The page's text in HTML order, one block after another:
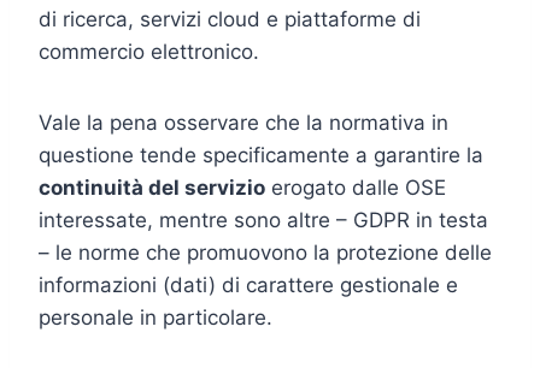
di ricerca, servizi cloud e piattaforme di
commercio elettronico.
Vale la pena osservare che la normativa in
questione tende specificamente a garantire la
continuità del servizio erogato dalle OSE
interessate, mentre sono altre – GDPR in testa
– le norme che promuovono la protezione delle
informazioni (dati) di carattere gestionale e
personale in particolare.